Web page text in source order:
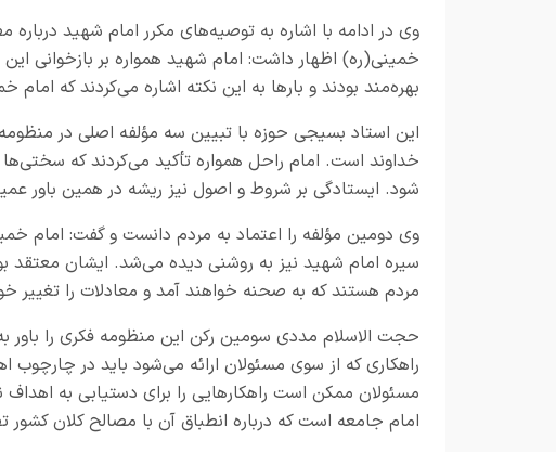
وی در ادامه با اشاره به توصیه‌های مکرر امام شهید
خمینی(ره) اظهار داشت: امام شهید همواره بر بازخوانی
بهره‌مند بودند و بارها به این نکته اشاره می‌کردند که
این استاد بسیجی حوزه با تبیین سه مؤلفه اصلی در
خداوند است. امام راحل همواره تأکید می‌کردند که
شود. ایستادگی بر شروط و اصول نیز ریشه در همین باور
وی دومین مؤلفه را اعتماد به مردم دانست و گفت: امام
سیره امام شهید نیز به روشنی دیده می‌شد. ایشان معتقد
مردم هستند که به صحنه خواهند آمد و معادلات را تغییر
حجت الاسلام مددی سومین رکن این منظومه فکری را باور
راهکاری که از سوی مسئولان ارائه می‌شود باید در
مسئولان ممکن است راهکارهایی را برای دستیابی به اهداف
امام جامعه است که درباره انطباق آن با مصالح کلان